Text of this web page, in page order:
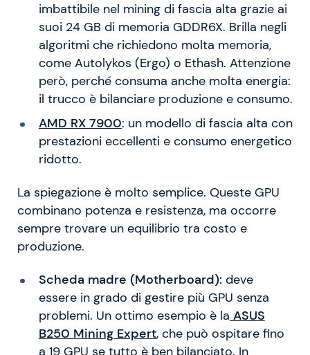
imbattibile nel mining di fascia alta grazie ai
suoi 24 GB di memoria GDDR6X. Brilla negli
algoritmi che richiedono molta memoria,
come Autolykos (Ergo) o Ethash. Attenzione
però, perché consuma anche molta energia:
il trucco è bilanciare produzione e consumo.
AMD RX 7900: un modello di fascia alta con
prestazioni eccellenti e consumo energetico
ridotto.
La spiegazione è molto semplice. Queste GPU
combinano potenza e resistenza, ma occorre
sempre trovare un equilibrio tra costo e
produzione.
Scheda madre (Motherboard): deve
essere in grado di gestire più GPU senza
problemi. Un ottimo esempio è la ASUS
B250 Mining Expert, che può ospitare fino
a 19 GPU se tutto è ben bilanciato. In